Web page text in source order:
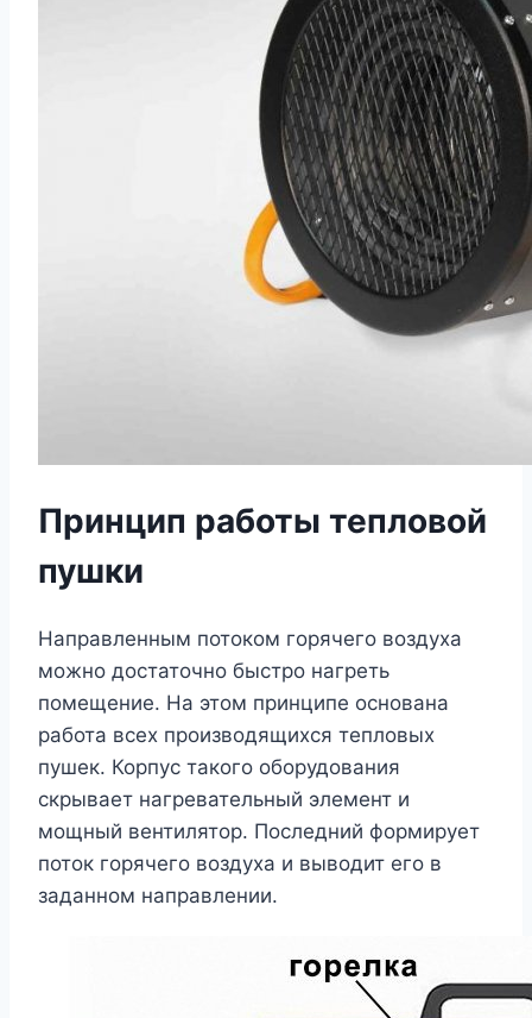
Принцип работы тепловой
пушки
Направленным потоком горячего воздуха
можно достаточно быстро нагреть
помещение. На этом принципе основана
работа всех производящихся тепловых
пушек. Корпус такого оборудования
скрывает нагревательный элемент и
мощный вентилятор. Последний формирует
поток горячего воздуха и выводит его в
заданном направлении.